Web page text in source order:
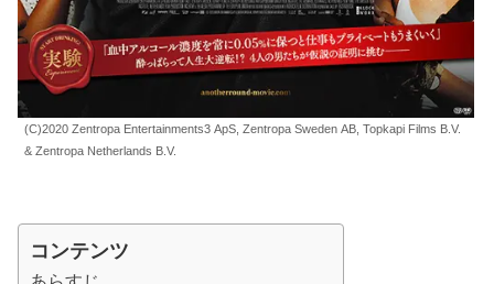
(C)2020 Zentropa Entertainments3 ApS, Zentropa Sweden AB, Topkapi Films B.V.
& Zentropa Netherlands B.V.
コンテンツ